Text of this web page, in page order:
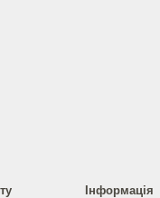
Інформація